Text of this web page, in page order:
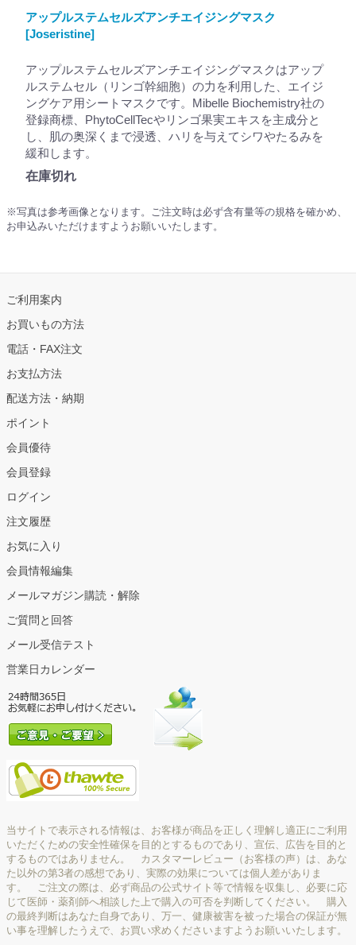
アップルステムセルズアンチエイジングマスク
[Joseristine]
アップルステムセルズアンチエイジングマスクはアップ
ルステムセル（リンゴ幹細胞）の力を利用した、エイジ
ングケア用シートマスクです。Mibelle Biochemistry社の
登録商標、PhytoCellTecやリンゴ果実エキスを主成分と
し、肌の奥深くまで浸透、ハリを与えてシワやたるみを
緩和します。
在庫切れ
※写真は参考画像となります。ご注文時は必ず含有量等の規格を確かめ、
お申込みいただけますようお願いいたします。
ご利用案内
お買いもの方法
電話・FAX注文
お支払方法
配送方法・納期
ポイント
会員優待
会員登録
ログイン
注文履歴
お気に入り
会員情報編集
メールマガジン購読・解除
ご質問と回答
メール受信テスト
営業日カレンダー
当サイトで表示される情報は、お客様が商品を正しく理解し適正にご利用
いただくための安全性確保を目的とするものであり、宣伝、広告を目的と
するものではありません。 カスタマーレビュー（お客様の声）は、あな
た以外の第3者の感想であり、実際の効果については個人差がありま
す。 ご注文の際は、必ず商品の公式サイト等で情報を収集し、必要に応
じて医師・薬剤師へ相談した上で購入の可否を判断してください。 購入
の最終判断はあなた自身であり、万一、健康被害を被った場合の保証が無
い事を理解したうえで、お買い求めくださいますようお願いいたします。